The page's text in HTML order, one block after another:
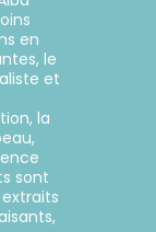
en
le
et
la
sont